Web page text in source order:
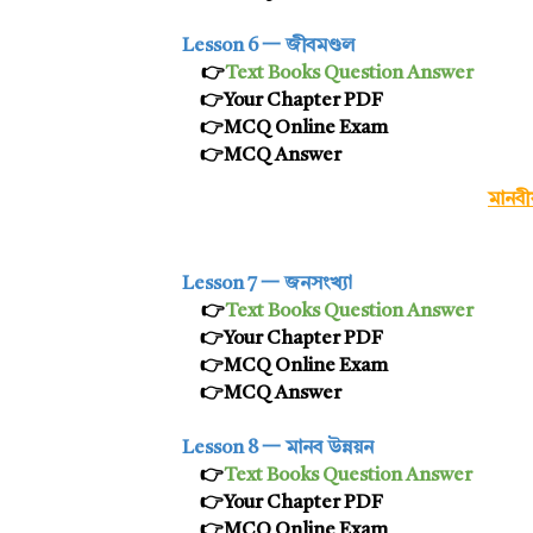
Lesson 6 一 জীবমণ্ডল
👉Text Books Question Answer
👉Your Chapter PDF
👉MCQ Online Exam
👉MCQ Answer
Lesson 7 一 জনসংখ্যা
👉Text Books Question Answer
👉Your Chapter PDF
👉MCQ Online Exam
👉MCQ Answer
Lesson 8 一 মানব উন্নয়ন
👉Text Books Question Answer
👉Your Chapter PDF